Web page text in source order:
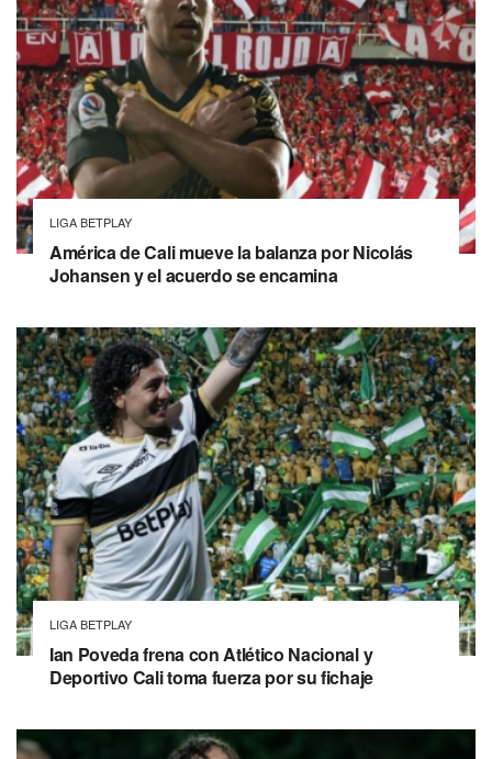
LIGA BETPLAY
América de Cali mueve la balanza por Nicolás
Johansen y el acuerdo se encamina
LIGA BETPLAY
Ian Poveda frena con Atlético Nacional y
Deportivo Cali toma fuerza por su fichaje